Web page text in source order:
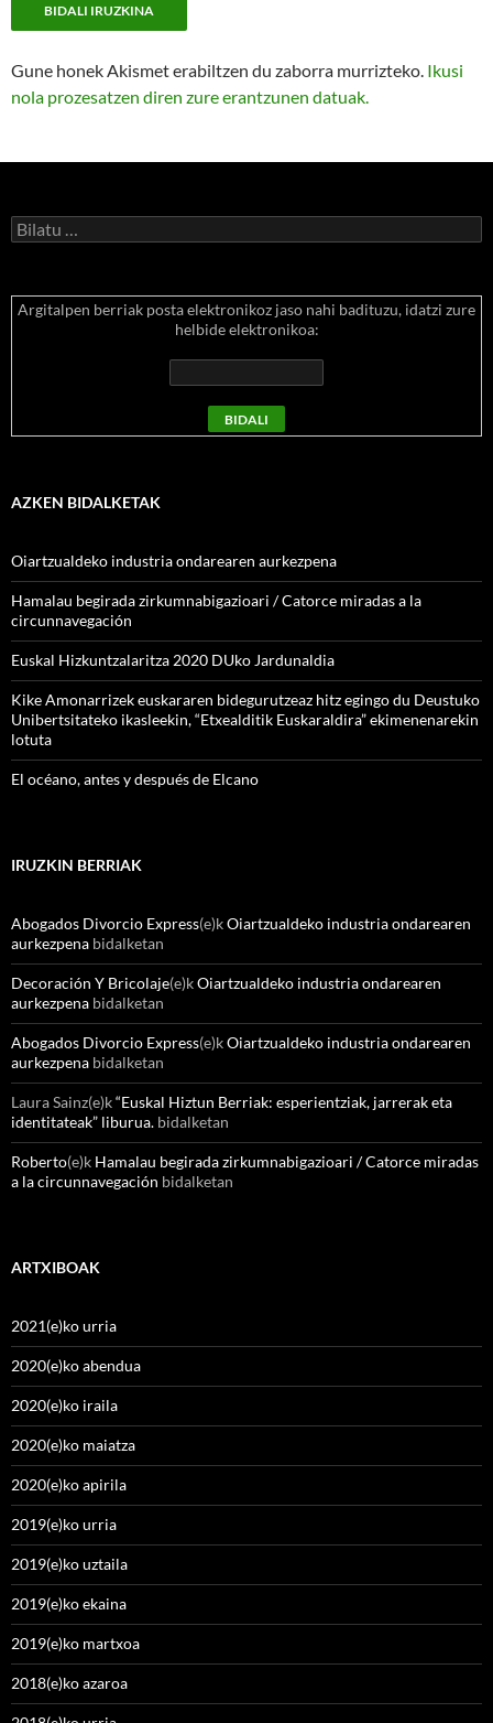
Gune honek Akismet erabiltzen du zaborra murrizteko. Ikusi
nola prozesatzen diren zure erantzunen datuak.
Bilatu:
Argitalpen berriak posta elektronikoz jaso nahi badituzu, idatzi zure
helbide elektronikoa:
AZKEN BIDALKETAK
Oiartzualdeko industria ondarearen aurkezpena
Hamalau begirada zirkumnabigazioari / Catorce miradas a la
circunnavegación
Euskal Hizkuntzalaritza 2020 DUko Jardunaldia
Kike Amonarrizek euskararen bidegurutzeaz hitz egingo du Deustuko
Unibertsitateko ikasleekin, “Etxealditik Euskaraldira” ekimenenarekin
lotuta
El océano, antes y después de Elcano
IRUZKIN BERRIAK
Abogados Divorcio Express(e)kOiartzualdeko industria ondarearen
aurkezpena bidalketan
Decoración Y Bricolaje(e)kOiartzualdeko industria ondarearen
aurkezpena bidalketan
Abogados Divorcio Express(e)kOiartzualdeko industria ondarearen
aurkezpena bidalketan
Laura Sainz(e)k“Euskal Hiztun Berriak: esperientziak, jarrerak eta
identitateak” liburua. bidalketan
Roberto(e)k Hamalau begirada zirkumnabigazioari / Catorce miradas
a la circunnavegación bidalketan
ARTXIBOAK
2021(e)ko urria
2020(e)ko abendua
2020(e)ko iraila
2020(e)ko maiatza
2020(e)ko apirila
2019(e)ko urria
2019(e)ko uztaila
2019(e)ko ekaina
2019(e)ko martxoa
2018(e)ko azaroa